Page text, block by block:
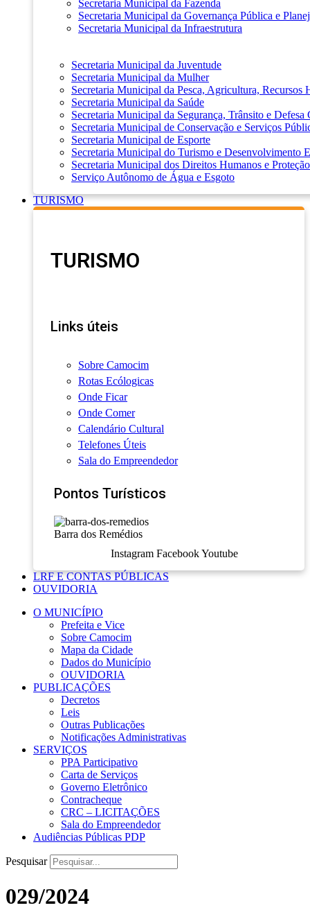
Secretaria Municipal da Fazenda
Secretaria Municipal da Governança Pública e
Secretaria Municipal da Infraestrutura
Secretaria Municipal da Juventude
Secretaria Municipal da Mulher
Secretaria Municipal da Pesca, Agricultura, Recursos
Secretaria Municipal da Saúde
Secretaria Municipal da Segurança, Trânsito e Defesa
Secretaria Municipal de Conservação e Serviços
Secretaria Municipal de Esporte
Secretaria Municipal do Turismo e Desenvolvimento
Secretaria Municipal dos Direitos Humanos e
Serviço Autônomo de Água e Esgoto
TURISMO
TURISMO
Links úteis
Sobre Camocim
Rotas Ecólogicas
Onde Ficar
Onde Comer
Calendário Cultural
Telefones Úteis
Sala do Empreendedor
Pontos Turísticos
Barra dos Remédios
Instagram Facebook Youtube
LRF E CONTAS PÚBLICAS
OUVIDORIA
O MUNICÍPIO
Prefeita e Vice
Sobre Camocim
Mapa da Cidade
Dados do Município
OUVIDORIA
PUBLICAÇÕES
Decretos
Leis
Outras Publicações
Notificações Administrativas
SERVIÇOS
PPA Participativo
Carta de Serviços
Governo Eletrônico
Contracheque
CRC – LICITAÇÕES
Sala do Empreendedor
Audiências Públicas PDP
Pesquisar
029/2024